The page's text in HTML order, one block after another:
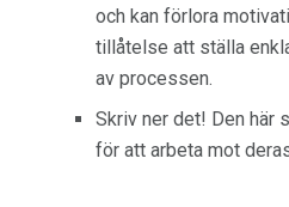
och kan förlora
tillåtelse att ställa
av processen.
Skriv ner det! Den här
för att arbeta mot